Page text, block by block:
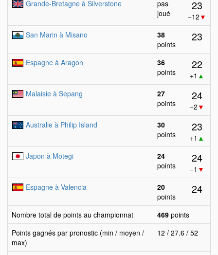
Grande-Bretagne à Silverstone
pas
joué
23
−12 ▼
San Marin à Misano
38
points
23
Espagne à Aragon
36
points
22
+1 ▲
Malaisie à Sepang
27
points
24
−2 ▼
Australie à Philip Island
30
points
23
+1 ▲
Japon à Motegi
24
points
24
−1 ▼
Espagne à Valencia
20
points
24
Nombre total de points au championnat 469 points
Points gagnés par pronostic (min / moyen /
max)
12 / 27.6 / 52